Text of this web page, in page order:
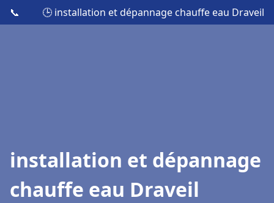
📞 🕒 installation et dépannage chauffe eau Draveil
installation et dépannage
chauffe eau Draveil